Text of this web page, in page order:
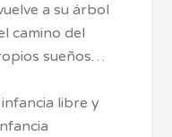
a su árbol
camino del
sueños…
libre y